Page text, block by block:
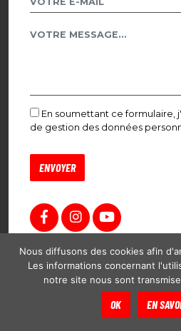
En soumettant ce formulaire,
de gestion des données
Plan du site
Nous diffusons des cookies afin
Les informations concernant
notre site nous sont
OK EN